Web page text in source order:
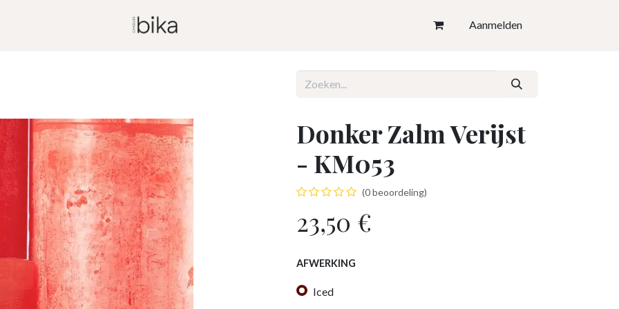
Aanmelden
Donker Zalm Verijst
- KM053
(0 beoordeling)
23,50 €
AFWERKING
Iced